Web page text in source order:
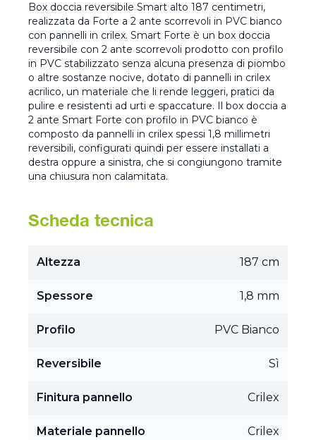
Box doccia reversibile Smart alto 187 centimetri,
realizzata da Forte a 2 ante scorrevoli in PVC bianco
con pannelli in crilex. Smart Forte è un box doccia
reversibile con 2 ante scorrevoli prodotto con profilo
in PVC stabilizzato senza alcuna presenza di piombo
o altre sostanze nocive, dotato di pannelli in crilex
acrilico, un materiale che li rende leggeri, pratici da
pulire e resistenti ad urti e spaccature. Il box doccia a
2 ante Smart Forte con profilo in PVC bianco è
composto da pannelli in crilex spessi 1,8 millimetri
reversibili, configurati quindi per essere installati a
destra oppure a sinistra, che si congiungono tramite
una chiusura non calamitata.
Scheda tecnica
Altezza 187 cm
Spessore 1,8 mm
Profilo PVC Bianco
Reversibile Sì
Finitura pannello Crilex
Materiale pannello Crilex